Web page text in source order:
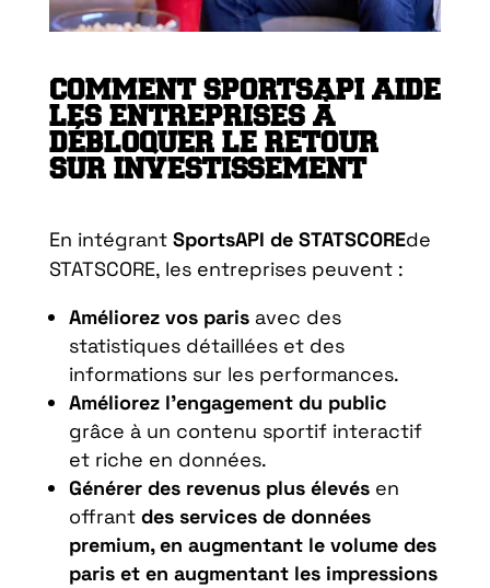
COMMENT SPORTSAPI AIDE
LES ENTREPRISES À
DÉBLOQUER LE RETOUR
SUR INVESTISSEMENT
En intégrant SportsAPI de STATSCOREde
STATSCORE, les entreprises peuvent :
Améliorez vos parisavec des
statistiques détaillées et des
informations sur les performances.
Améliorez l’engagement du public
grâce à un contenu sportif interactif
et riche en données.
Générer des revenus plus élevésen
offrant des services de données
premium, en augmentant le volume des
paris et en augmentant les impressions